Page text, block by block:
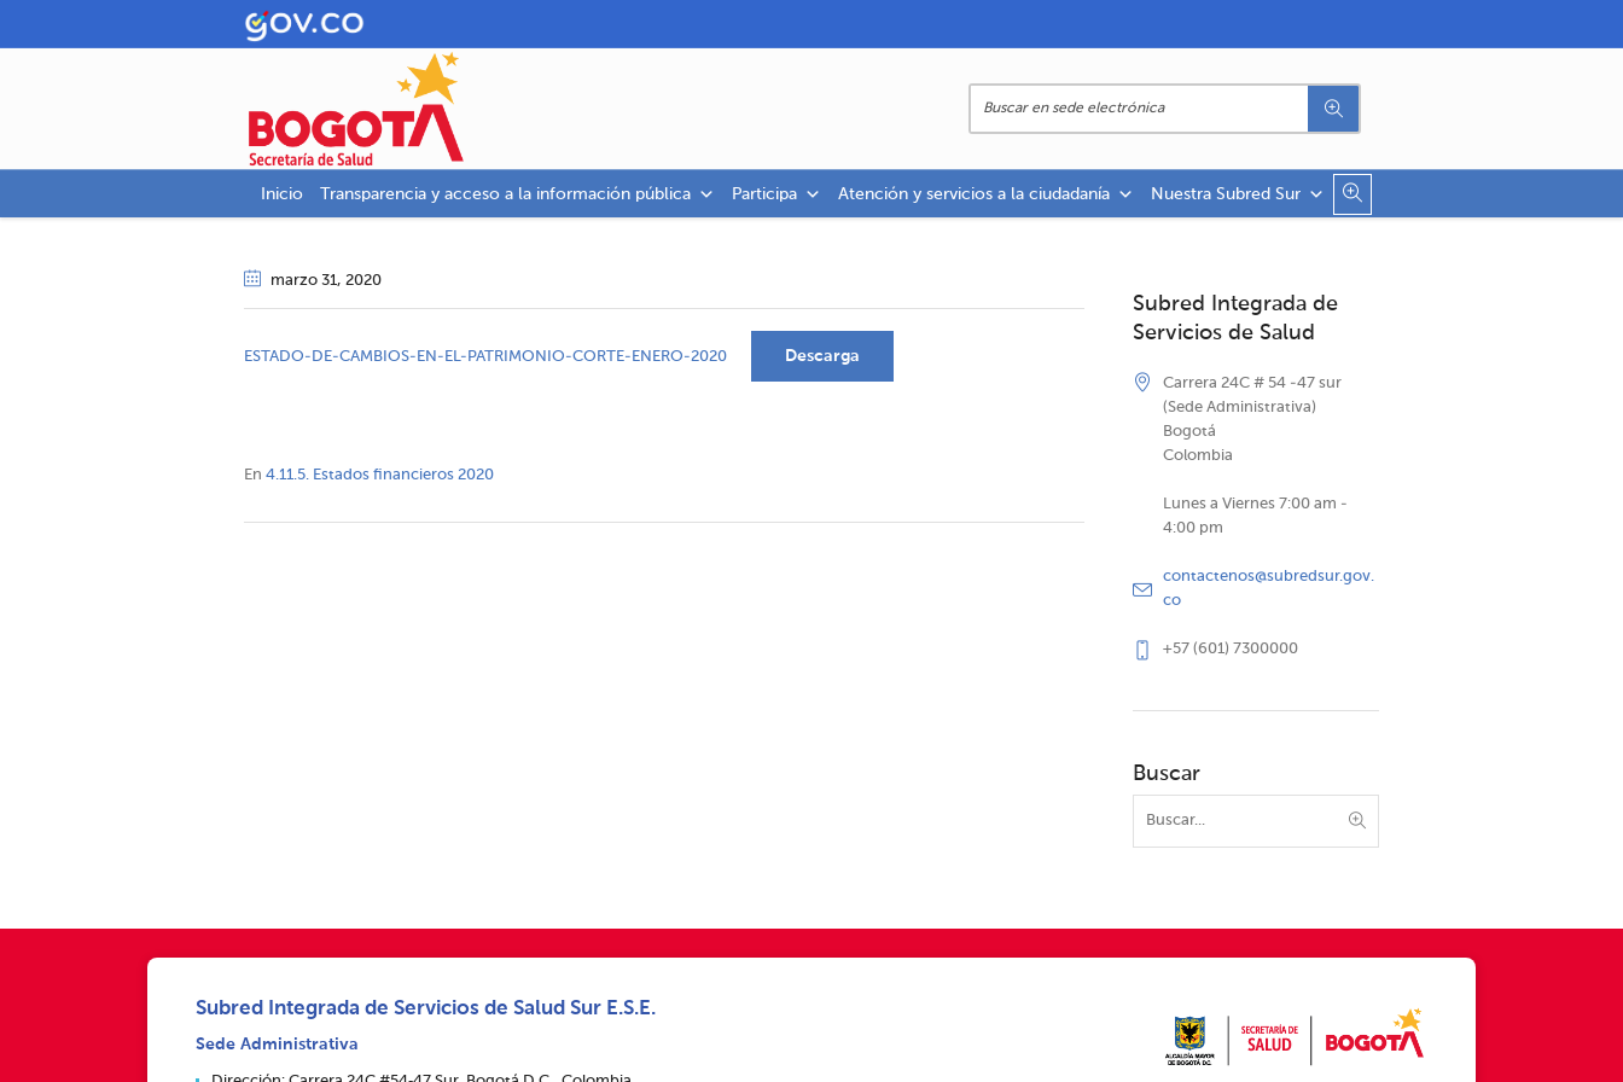
Inicio Transparencia y acceso a la información pública Participa Atención y servicios a la ciudadanía Nuestra Subred Sur
marzo 31, 2020
ESTADO-DE-CAMBIOS-EN-EL-PATRIMONIO-CORTE-ENERO-2020 Descarga
En 4.11.5. Estados financieros 2020
Subred Integrada de
Servicios de Salud
Carrera 24C # 54 -47 sur
(Sede Administrativa)
Bogotá
Colombia
Lunes a Viernes 7:00 am -
4:00 pm
contactenos@subredsur.gov.
co
+57 (601) 7300000
Buscar
Subred Integrada de Servicios de Salud Sur E.S.E.
Sede Administrativa